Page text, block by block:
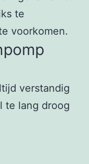
te
voorkomen.
verstandig
te lang droog